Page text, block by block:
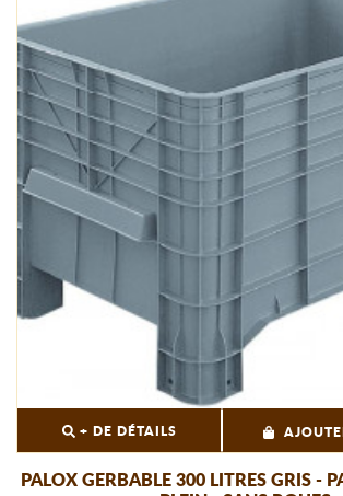
+ DE DÉTAILS
PALOX GERBABLE 300 LITRES GRIS -